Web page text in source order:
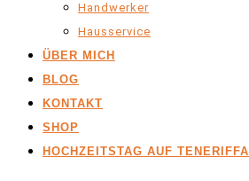
Handwerker
Hausservice
ÜBER MICH
BLOG
KONTAKT
SHOP
HOCHZEITSTAG AUF TENERIFFA